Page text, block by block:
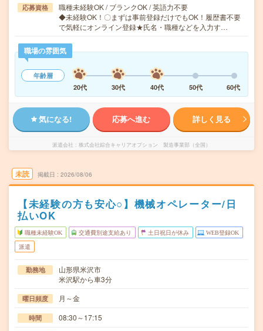
応募資格
職種未経験OK / ブランクOK / 英語力不要
◆未経験OK！〇まずは事前登録だけでもOK！履歴書不要
で気軽にオンライン登録★氏名・職種などを入力す…
職場の雰囲気
年齢層
20代
30代 40代 50代 60代
気になる! 応募へ進む 詳しく見る
派遣会社 株式会社綜合キャリアオプション 製造事業部（全国）
未読 掲載日 2026/08/06
【未経験の方も安心○】機械オペレーター/日
払いOK
職種未経験OK 交通費別途支給あり 土日祝日が休み WEB登録OK
派遣
勤務地
山形県米沢市
米沢駅から車3分
曜日頻度 月～金
時間 08:30～17:15